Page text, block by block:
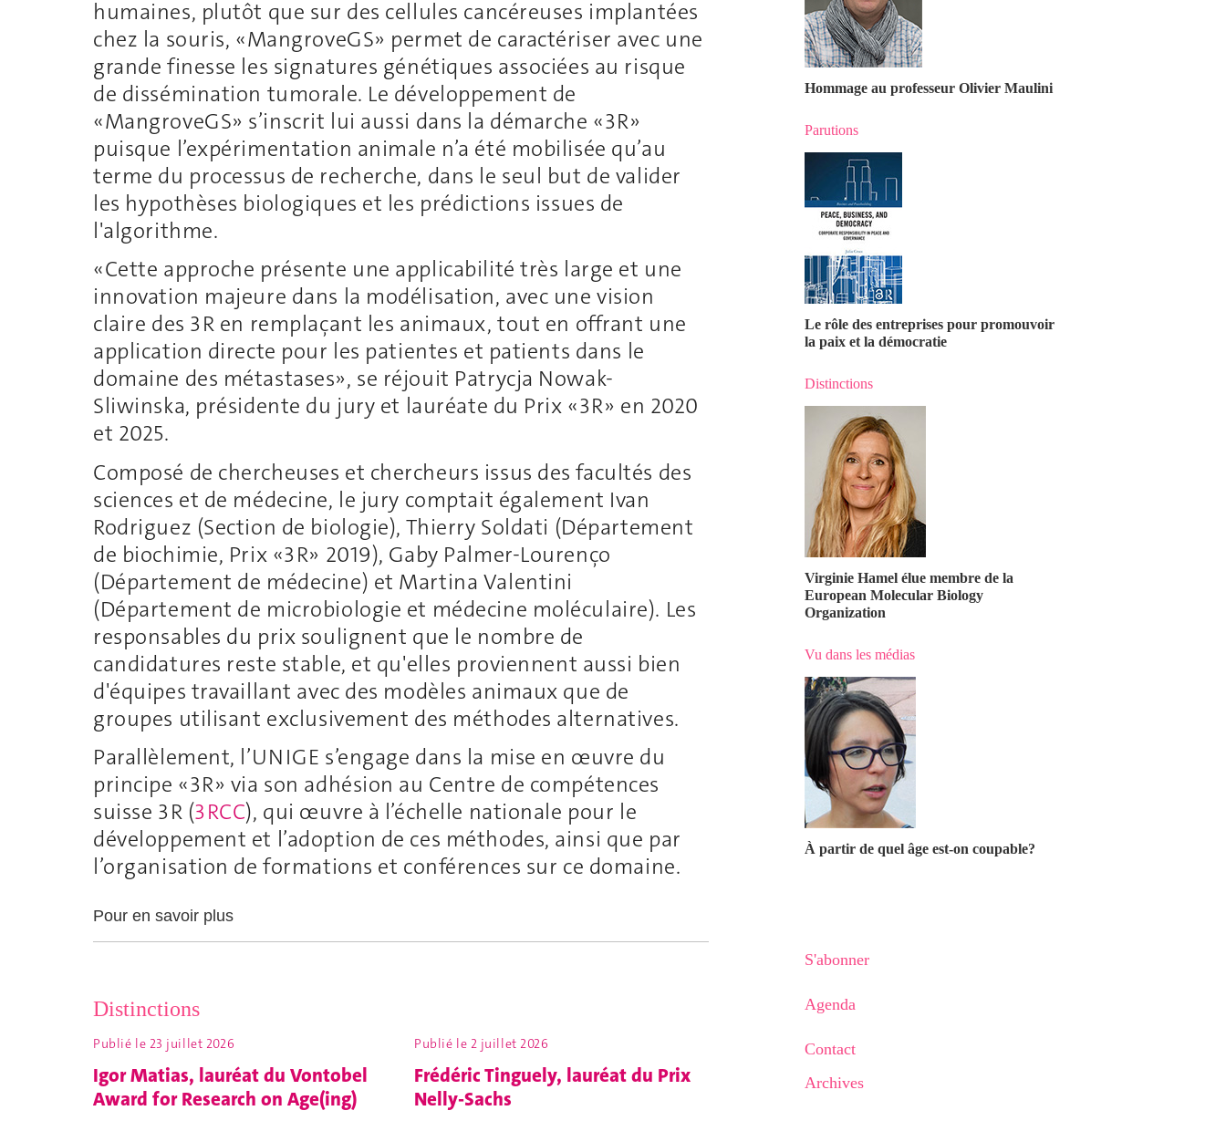
humaines, plutôt que sur des cellules cancéreuses implantées
chez la souris, «MangroveGS» permet de caractériser avec une
grande finesse les signatures génétiques associées au risque
de dissémination tumorale. Le développement de
«MangroveGS» s’inscrit lui aussi dans la démarche «3R»
puisque l’expérimentation animale n’a été mobilisée qu’au
terme du processus de recherche, dans le seul but de valider
les hypothèses biologiques et les prédictions issues de
l'algorithme.
«Cette approche présente une applicabilité très large et une
innovation majeure dans la modélisation, avec une vision
claire des 3R en remplaçant les animaux, tout en offrant une
application directe pour les patientes et patients dans le
domaine des métastases», se réjouit Patrycja Nowak-
Sliwinska, présidente du jury et lauréate du Prix «3R» en 2020
et 2025.
Composé de chercheuses et chercheurs issus des facultés des
sciences et de médecine, le jury comptait également Ivan
Rodriguez (Section de biologie), Thierry Soldati (Département
de biochimie, Prix «3R» 2019), Gaby Palmer-Lourenço
(Département de médecine) et Martina Valentini
(Département de microbiologie et médecine moléculaire). Les
responsables du prix soulignent que le nombre de
candidatures reste stable, et qu'elles proviennent aussi bien
d'équipes travaillant avec des modèles animaux que de
groupes utilisant exclusivement des méthodes alternatives.
Parallèlement, l’UNIGE s’engage dans la mise en œuvre du
principe «3R» via son adhésion au Centre de compétences
suisse 3R (3RCC), qui œuvre à l’échelle nationale pour le
développement et l’adoption de ces méthodes, ainsi que par
l’organisation de formations et conférences sur ce domaine.
Pour en savoir plus
Distinctions
Publié le 23 juillet 2026
Igor Matias, lauréat du Vontobel
Award for Research on Age(ing)
Publié le 2 juillet 2026
Frédéric Tinguely, lauréat du Prix
Nelly-Sachs
Hommage au professeur Olivier Maulini
Parutions
Le rôle des entreprises pour promouvoir
la paix et la démocratie
Distinctions
Virginie Hamel élue membre de la
European Molecular Biology
Organization
Vu dans les médias
À partir de quel âge est-on coupable?
S'abonner
Agenda
Contact
Archives